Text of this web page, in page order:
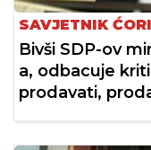
SAVJETNIK
Bivši SDP-ov
a, odbacuje
prodavati,